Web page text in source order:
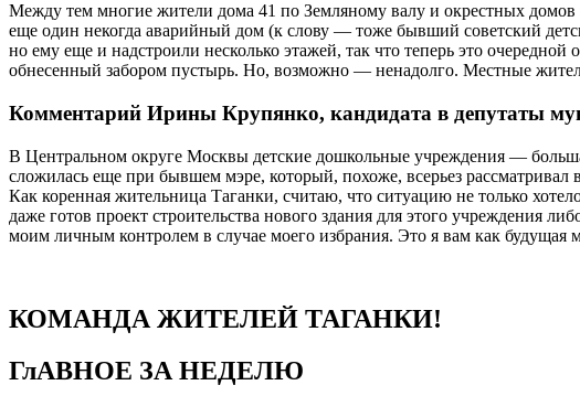
Между тем многие жители дома 41 по Земляному валу и окрестных
еще один некогда аварийный дом (к слову — тоже бывший советский
но ему еще и надстроили несколько этажей, так что теперь это
обнесенный забором пустырь. Но, возможно — ненадолго. Местные
Комментарий Ирины Крупянко, кандидата в депутаты
В Центральном округе Москвы детские дошкольные учреждения —
сложилась еще при бывшем мэре, который, похоже, всерьез
Как коренная жительница Таганки, считаю, что ситуацию не только
даже готов проект строительства нового здания для этого учреждения
моим личным контролем в случае моего избрания. Это я вам как будущая
КОМАНДА ЖИТЕЛЕЙ ТАГАНКИ!
ГлАВНОЕ ЗА НЕДЕЛЮ